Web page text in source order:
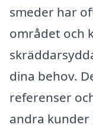
smeder har
området och
dina behov.
referenser
andra